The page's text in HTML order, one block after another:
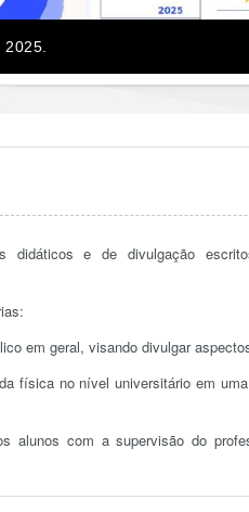
didáticos e de divulgação
em geral, visando divulgar
física no nível universitário em
alunos com a supervisão do